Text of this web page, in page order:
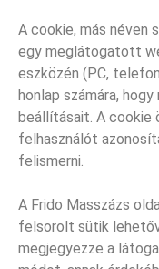
A cookie, más néven
egy meglátogatott
eszközén (PC,
honlap számára,
beállításait. A cookie
felhasználót
felismerni.
A Frido Masszázs
felsorolt sütik
megjegyezze a